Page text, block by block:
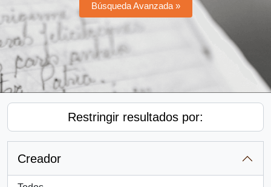
Búsqueda Avanzada »
Restringir resultados por:
Creador